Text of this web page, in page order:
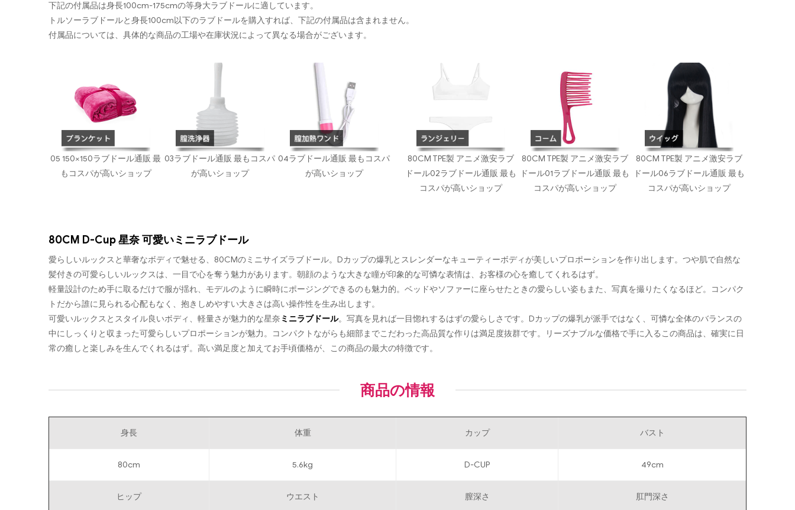
下記の付属品は身長100cm-175cmの等身大ラブドールに適しています。
トルソーラブドールと身長100cm以下のラブドールを購入すれば、下記の付属品は含まれません。
付属品については、具体的な商品の工場や在庫状況によって異なる場合がございます。
05 150×150ラブドール通販 最
もコスパが高いショップ
03ラブドール通販 最もコスパ
が高いショップ
04ラブドール通販 最もコスパ
が高いショップ
80CM TPE製 アニメ激安ラブ
ドール02ラブドール通販 最も
コスパが高いショップ
80CM TPE製 アニメ激安ラブ
ドール01ラブドール通販 最も
コスパが高いショップ
80CM TPE製 アニメ激安ラブ
ドール06ラブドール通販 最も
コスパが高いショップ
80CM D-Cup 星奈 可愛いミニラブドール
愛らしいルックスと華奢なボディで魅せる、80CMのミニサイズラブドール。Dカップの爆乳とスレンダーなキューティーボディが美しいプロポーションを作り出します。つや肌で自然な
髪付きの可愛らしいルックスは、一目で心を奪う魅力があります。朝顔のような大きな瞳が印象的な可憐な表情は、お客様の心を癒してくれるはず。
軽量設計のため手に取るだけで服が揺れ、モデルのように瞬時にポージングできるのも魅力的。ベッドやソファーに座らせたときの愛らしい姿もまた、写真を撮りたくなるほど。コンパク
トだから誰に見られる心配もなく、抱きしめやすい大きさは高い操作性を生み出します。
可愛いルックスとスタイル良いボディ、軽量さが魅力的な星奈 ミニラブドール。写真を見れば一目惚れするはずの愛らしさです。Dカップの爆乳が派手ではなく、可憐な全体のバランスの
中にしっくりと収まった可愛らしいプロポーションが魅力。コンパクトながらも細部までこだわった高品質な作りは満足度抜群です。リーズナブルな価格で手に入るこの商品は、確実に日
常の癒しと楽しみを生んでくれるはず。高い満足度と加えてお手頃価格が、この商品の最大の特徴です。
商品の情報
身長 体重 カップ バスト
80cm 5.6kg D-CUP 49cm
ヒップ ウエスト 膣深さ 肛門深さ